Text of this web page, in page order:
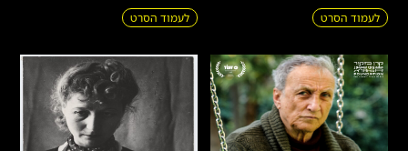
לעמוד הסרט לעמוד הסרט